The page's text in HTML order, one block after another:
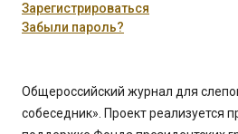
Зарегистрироваться
Забыли пароль?
Общероссийский журнал для
собеседник». Проект реализуется